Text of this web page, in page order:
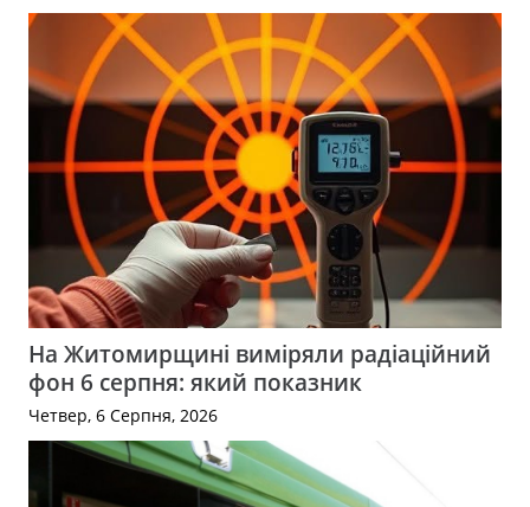
На Житомирщині виміряли радіаційний
фон 6 серпня: який показник
Четвер, 6 Серпня, 2026